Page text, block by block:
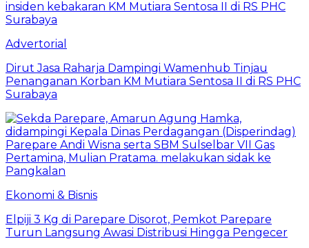
Advertorial
Dirut Jasa Raharja Dampingi Wamenhub Tinjau
Penanganan Korban KM Mutiara Sentosa II di RS PHC
Surabaya
Ekonomi & Bisnis
Elpiji 3 Kg di Parepare Disorot, Pemkot Parepare
Turun Langsung Awasi Distribusi Hingga Pengecer